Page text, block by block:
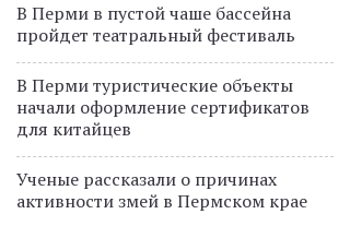
В Перми в пустой чаше бассейна
пройдет театральный фестиваль
В Перми туристические объекты
начали оформление сертификатов
для китайцев
Ученые рассказали о причинах
активности змей в Пермском крае